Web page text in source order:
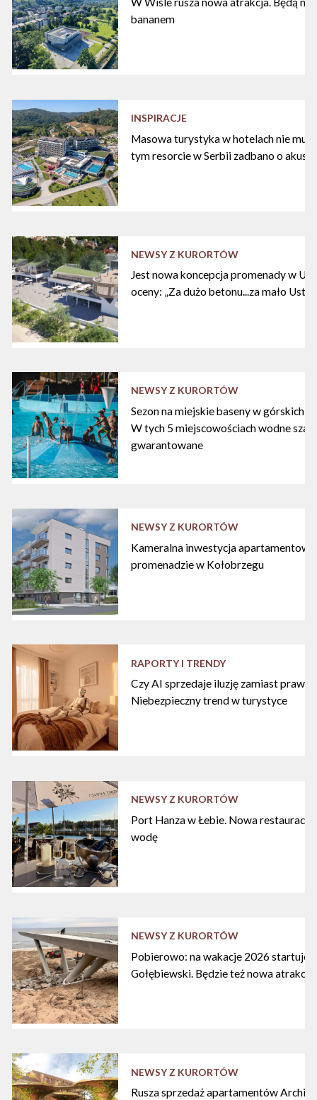
bananem
INSPIRACJE
Masowa turystyka w hotelach nie musi
tym resorcie w Serbii zadbano o
NEWSY Z KURORTÓW
Jest nowa koncepcja promenady w
oceny: „Za dużo betonu...za mało
NEWSY Z KURORTÓW
Sezon na miejskie baseny w górskich
W tych 5 miejscowościach wodne
gwarantowane
NEWSY Z KURORTÓW
Kameralna inwestycja
promenadzie w Kołobrzegu
RAPORTY I TRENDY
Czy AI sprzedaje iluzję zamiast
Niebezpieczny trend w turystyce
NEWSY Z KURORTÓW
Port Hanza w Łebie. Nowa restauracja
wodę
NEWSY Z KURORTÓW
Pobierowo: na wakacje 2026 startuje
Gołębiewski. Będzie też nowa atrakcja
NEWSY Z KURORTÓW
Rusza sprzedaż apartamentów